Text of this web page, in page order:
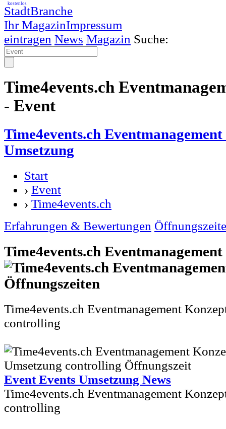
StadtBranche
Ihr MagazinImpressum
kostenlos
eintragen News Magazin Suche:
Time4events.ch
- Event
Time4events.ch
Umsetzung
Start
› Event
› Time4events.ch
Erfahrungen & Bewertungen
Time4events.ch Eventmanagement
Time4events.ch Eventmanagement
controlling
Event Events Umsetzung News
Time4events.ch Eventmanagement
controlling